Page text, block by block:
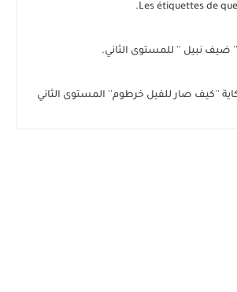
Les étiquettes de
ضيف نبيل '' للمستوى الثاني.
''كيف صار للفيل خرطوم'' المستوى الثاني